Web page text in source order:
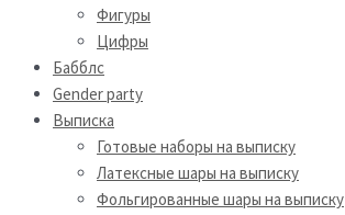
Фигуры
Цифры
Бабблс
Gender party
Выписка
Готовые наборы на выписку
Латексные шары на выписку
Фольгированные шары на выписку